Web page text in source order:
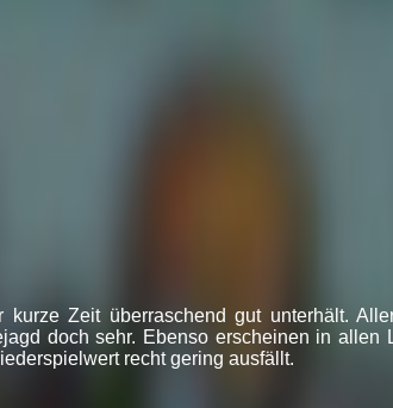
Zeit überraschend gut unterhält.
doch sehr. Ebenso erscheinen in allen
recht gering ausfällt.